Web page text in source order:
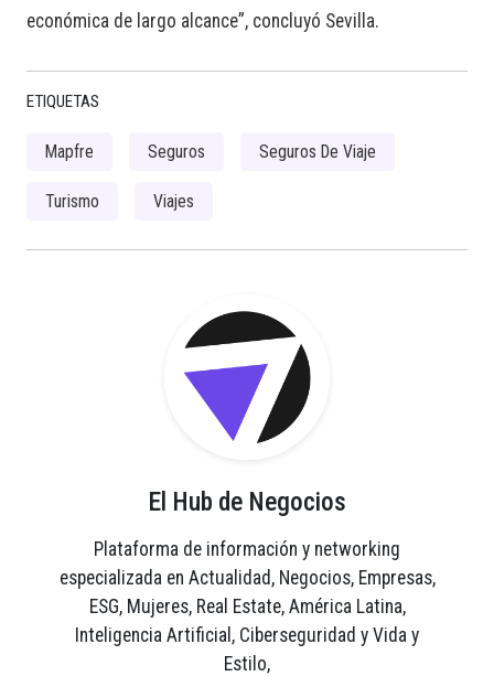
económica de largo alcance”, concluyó Sevilla.
ETIQUETAS
Mapfre Seguros Seguros De Viaje
Turismo Viajes
El Hub de Negocios
Plataforma de información y networking
especializada en Actualidad, Negocios, Empresas,
ESG, Mujeres, Real Estate, América Latina,
Inteligencia Artificial, Ciberseguridad y Vida y
Estilo,